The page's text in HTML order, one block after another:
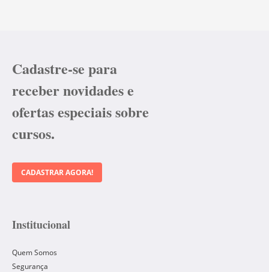
Cadastre-se para
receber novidades e
ofertas especiais sobre
cursos.
CADASTRAR AGORA!
Institucional
Quem Somos
Segurança